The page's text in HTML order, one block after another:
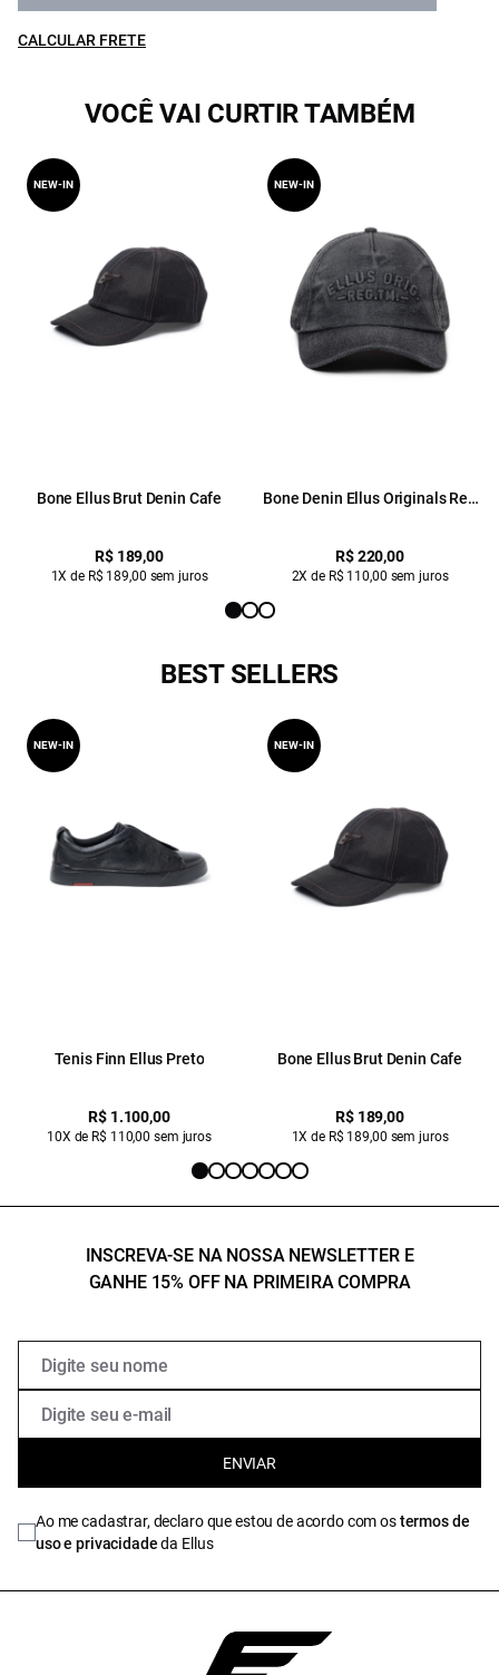
CALCULAR FRETE
VOCÊ VAI CURTIR TAMBÉM
Bone Ellus Brut Denin Cafe
R$ 189,00
1X de R$ 189,00 sem juros
NEW-IN
Bone Denin Ellus Originals Reg
R$ 220,00
2X de R$ 110,00 sem juros
NEW-IN
BEST SELLERS
Tenis Finn Ellus Preto
R$ 1.100,00
10X de R$ 110,00 sem juros
NEW-IN
Bone Ellus Brut Denin Cafe
R$ 189,00
1X de R$ 189,00 sem juros
NEW-IN
INSCREVA-SE NA NOSSA NEWSLETTER E
GANHE 15% OFF NA PRIMEIRA COMPRA
ENVIAR
Ao me cadastrar, declaro que estou de acordo com ostermos de
uso e privacidadeda Ellus